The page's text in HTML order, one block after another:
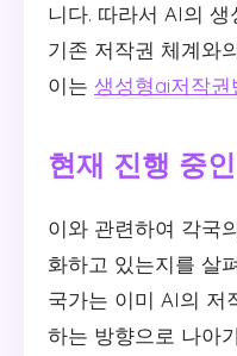
니다. 따라서 AI의
기존 저작권 체계와
이는 생성형ai저작권
현재 진행 중
이와 관련하여 각국
화하고 있는지를 살
국가는 이미 AI의 저
하는 방향으로 나아